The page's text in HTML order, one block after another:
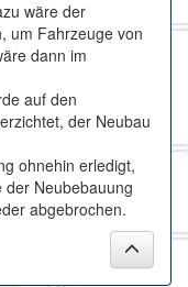
wäre der
um Fahrzeuge von
dann im
auf den
der Neubau
ohnehin erledigt,
Neubebauung
abgebrochen.